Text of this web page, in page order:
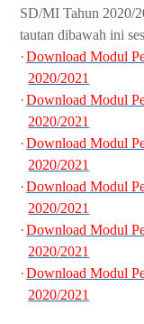
SD/MI Tahun 2020/
tautan dibawah ini
·Download Modul
2020/2021
·Download Modul
2020/2021
·Download Modul
2020/2021
·Download Modul
2020/2021
·Download Modul
2020/2021
·Download Modul
2020/2021